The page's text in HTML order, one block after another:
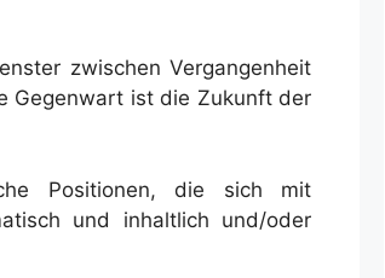
zwischen Vergangenheit
Gegenwart ist die Zukunft der
Positionen, die sich mit
und inhaltlich und/oder